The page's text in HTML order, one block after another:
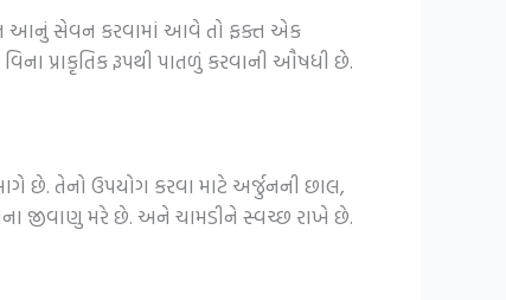
આનું સેવન કરવામાં આવે તો ફક્ત એક
પ્રાકૃતિક રૂપથી પાતળું કરવાની ઔષધી છે.
છે. તેનો ઉપયોગ કરવા માટે અર્જુનની છાલ,
જીવાણુ મરે છે. અને ચામડીને સ્વચ્છ રાખે છે.